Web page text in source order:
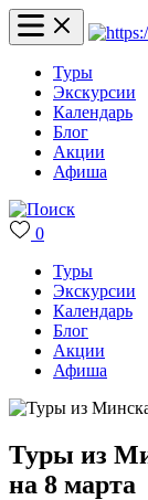
Туры
Экскурсии
Календарь
Блог
Акции
Афиша
0
Туры
Экскурсии
Календарь
Блог
Акции
Афиша
Туры из
на 8 марта